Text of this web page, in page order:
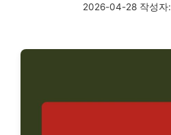
2026-04-28 작성자: